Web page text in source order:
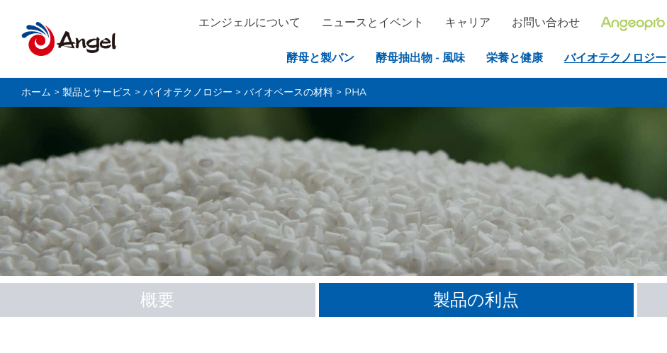
エンジェルについて ニュースとイベント キャリア お問い合わせ
酵母と製パン 酵母抽出物 - 風味 栄養と健康 バイオテクノロジー
ホーム > 製品とサービス > バイオテクノロジー > バイオベースの材料 > PHA
概要 製品の利点